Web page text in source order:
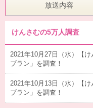
放送内容
けんさむの5万人調査
2021年10月27日（水）【
ブラン」を調査！
2021年10月13日（水）【
ブラン」を調査！